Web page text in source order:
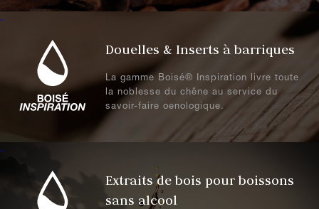
.
Douelles & Inserts à barriques
La gamme Boisé® Inspiration livre toute
la noblesse du chêne au service du
savoir-faire oenologique.
.
Extraits de bois pour boissons
sans alcool